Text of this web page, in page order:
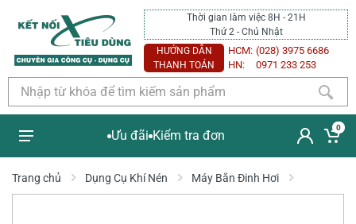
Thời gian làm việc 8H - 21H
Thứ 2 - Chủ Nhật
HƯỚNG DẪN
THANH TOÁN
HCM: (028) 3975 6686
HN:
0971 233 253
Ưu đãi Kiểm tra đơn
0
Trang chủ Dụng Cụ Khí Nén Máy Bắn Đinh Hơi